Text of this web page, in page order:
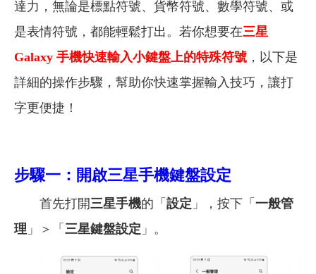
達力，無論是標點符號、貨幣符號、數學符號、或
是表情符號，都能輕鬆打出。若你想要在三星
Galaxy 手機快速輸入小鍵盤上的特殊符號 ，以下是
詳細的操作步驟，幫助你快速掌握輸入技巧，讓打
字更便捷！
步驟一：開啟三星手機鍵盤設定
首先打開三星手機的「 設定 」，按下「 一般管
理 」＞「 三星鍵盤設定 」。